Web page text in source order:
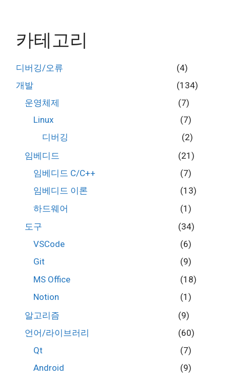
카테고리
디버깅/오류
(4)
개발
(134)
운영체제
(7)
Linux
(7)
디버깅
(2)
임베디드
(21)
임베디드 C/C++
(7)
임베디드 이론
(13)
하드웨어
(1)
도구
(34)
VSCode
(6)
Git
(9)
MS Office
(18)
Notion
(1)
알고리즘
(9)
언어/라이브러리
(60)
Qt
(7)
Android
(9)